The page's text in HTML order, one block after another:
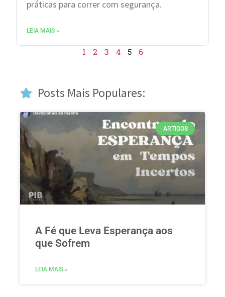
práticas para correr com segurança.
LEIA MAIS »
1 2 3 4 5 6
Posts Mais Populares:
ARTIGOS
A Fé que Leva Esperança aos
que Sofrem
LEIA MAIS »